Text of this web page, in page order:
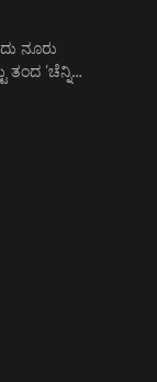
ನೂರು
ತಂದ ’ಚೆನ್ನಿ…